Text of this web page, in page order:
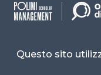
Questo sito